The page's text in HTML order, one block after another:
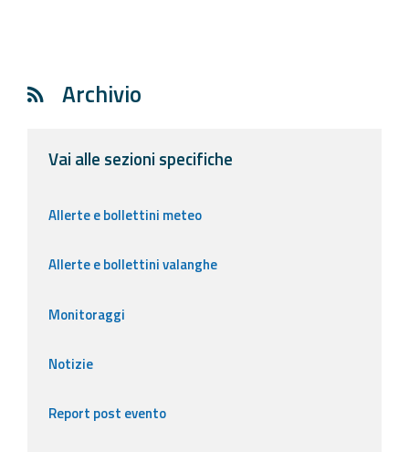
Archivio
Vai alle sezioni specifiche
Allerte e bollettini meteo
Allerte e bollettini valanghe
Monitoraggi
Notizie
Report post evento